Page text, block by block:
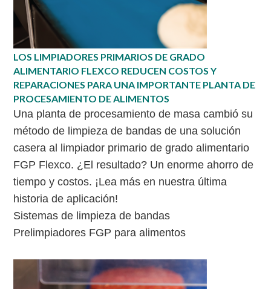
LOS LIMPIADORES PRIMARIOS DE GRADO
ALIMENTARIO FLEXCO REDUCEN COSTOS Y
REPARACIONES PARA UNA IMPORTANTE PLANTA DE
PROCESAMIENTO DE ALIMENTOS
Una planta de procesamiento de masa cambió su
método de limpieza de bandas de una solución
casera al limpiador primario de grado alimentario
FGP Flexco. ¿El resultado? Un enorme ahorro de
tiempo y costos. ¡Lea más en nuestra última
historia de aplicación!
Sistemas de limpieza de bandas
Prelimpiadores FGP para alimentos